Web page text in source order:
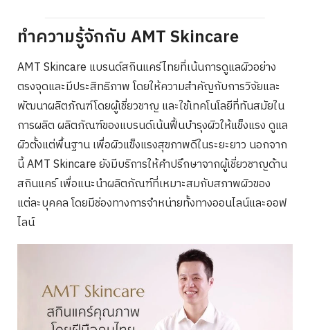
ทำความรู้จักกับ AMT Skincare
AMT Skincare แบรนด์สกินแคร์ไทยที่เน้นการดูแลผิวอย่าง
ตรงจุดและมีประสิทธิภาพ โดยให้ความสำคัญกับการวิจัยและ
พัฒนาผลิตภัณฑ์โดยผู้เชี่ยวชาญ และใช้เทคโนโลยีที่ทันสมัยใน
การผลิต ผลิตภัณฑ์ของแบรนด์เน้นฟื้นบำรุงผิวให้แข็งแรง ดูแล
ผิวตั้งแต่พื้นฐาน เพื่อผิวแข็งแรงสุขภาพดีในระยะยาว นอกจาก
นี้ AMT Skincare ยังมีบริการให้คำปรึกษาจากผู้เชี่ยวชาญด้าน
สกินแคร์ เพื่อแนะนำผลิตภัณฑ์ที่เหมาะสมกับสภาพผิวของ
แต่ละบุคคล โดยมีช่องทางการจำหน่ายทั้งทางออนไลน์และออฟ
ไลน์